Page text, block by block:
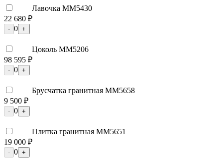
Лавочка ММ5430
22 680 ₽
- 0 +
Цоколь ММ5206
98 595 ₽
- 0 +
Брусчатка гранитная ММ5658
9 500 ₽
- 0 +
Плитка гранитная ММ5651
19 000 ₽
- 0 +